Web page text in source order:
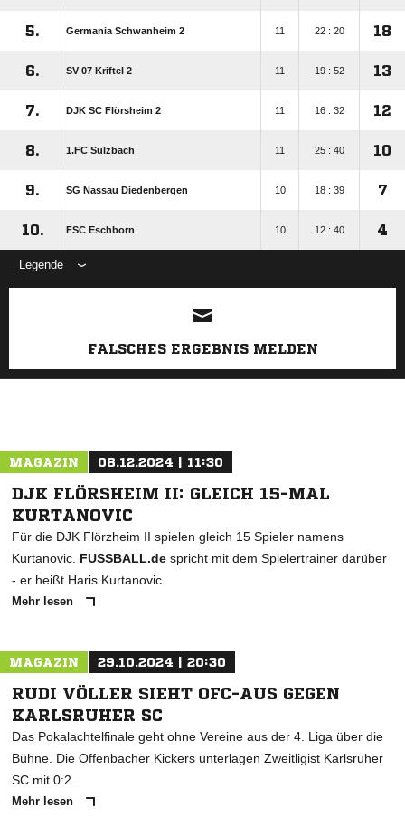
5. Germania Schwanheim 2 11 22 : 20 18
6. SV 07 Kriftel 2 11 19 : 52 13
7. DJK SC Flörsheim 2 11 16 : 32 12
8. 1.FC Sulzbach 11 25 : 40 10
9. SG Nassau Diedenbergen 10 18 : 39 7
10. FSC Eschborn 10 12 : 40 4
Legende
ANZEIGE
FALSCHES ERGEBNIS MELDEN
MAGAZIN 08.12.2024 | 11:30
DJK FLÖRSHEIM II: GLEICH 15-MAL
KURTANOVIC
Für die DJK Flörzheim II spielen gleich 15 Spieler namens
Kurtanovic. FUSSBALL.de spricht mit dem Spielertrainer darüber
- er heißt Haris Kurtanovic.
Mehr lesen
MAGAZIN 29.10.2024 | 20:30
RUDI VÖLLER SIEHT OFC-AUS GEGEN
KARLSRUHER SC
Das Pokalachtelfinale geht ohne Vereine aus der 4. Liga über die
Bühne. Die Offenbacher Kickers unterlagen Zweitligist Karlsruher
SC mit 0:2.
Mehr lesen